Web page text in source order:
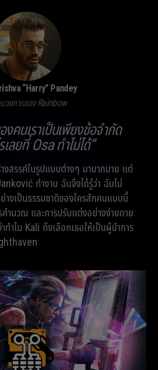
“Harry” Pandey
วยการของ Rainbow
งคนเราเป็นเพียงข้อจำกัด
ลยที่ Osa ทำไม่ได้”
งสรรค์ในรูปแบบต่างๆ มามากมาย แต่
ทำงาน ฉันจึงได้รู้ว่า ฉันไม่
างเป็นธรรมชาติของใครสักคนแบบนี้
ำนวณ และการปรับแต่งอย่างง่ายดาย
ทำไม Kali ถึงเลือกเธอให้เป็นผู้นำการ